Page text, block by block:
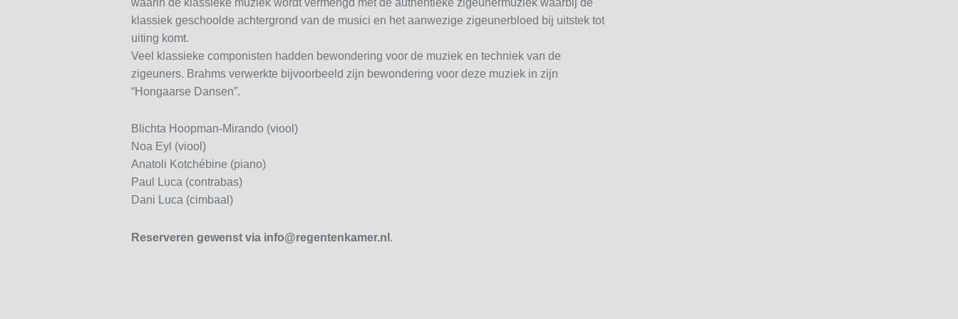
waarin de klassieke muziek wordt vermengd met de authentieke zigeunermuziek waarbij de
klassiek geschoolde achtergrond van de musici en het aanwezige zigeunerbloed bij uitstek tot
uiting komt.
Veel klassieke componisten hadden bewondering voor de muziek en techniek van de
zigeuners. Brahms verwerkte bijvoorbeeld zijn bewondering voor deze muziek in zijn
“Hongaarse Dansen”.
Blichta Hoopman-Mirando (viool)
Noa Eyl (viool)
Anatoli Kotchébine (piano)
Paul Luca (contrabas)
Dani Luca (cimbaal)
Reserveren gewenst via info@regentenkamer.nl .